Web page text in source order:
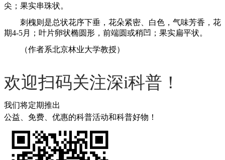
尖；果实串珠状。
刺槐则是总状花序下垂，花朵紧密、白色，气味芳香，花
期4-5月；叶片卵状椭圆形，前端圆或稍凹；果实扁平状。
（作者系北京林业大学教授）
欢迎扫码关注深i科普！
我们将定期推出
公益、免费、优惠的科普活动和科普好物！